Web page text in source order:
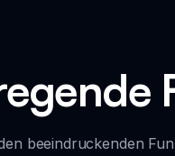
beeindruckenden